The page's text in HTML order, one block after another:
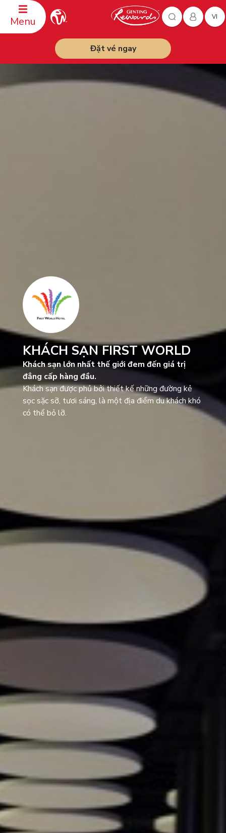
Menu VI
Đặt vé ngay
KHÁCH SẠN FIRST WORLD
Khách sạn lớn nhất thế giới đem đến giá trị
đẳng cấp hàng đầu.
Khách sạn được phủ bởi thiết kế những đường kẻ
sọc sặc sỡ, tươi sáng, là một địa điểm du khách khó
có thể bỏ lỡ.